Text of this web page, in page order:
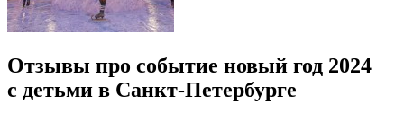
Отзывы про событие новый год 2024
с детьми в Санкт-Петербурге